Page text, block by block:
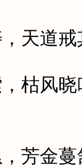
天道戒
风晓
金蔓